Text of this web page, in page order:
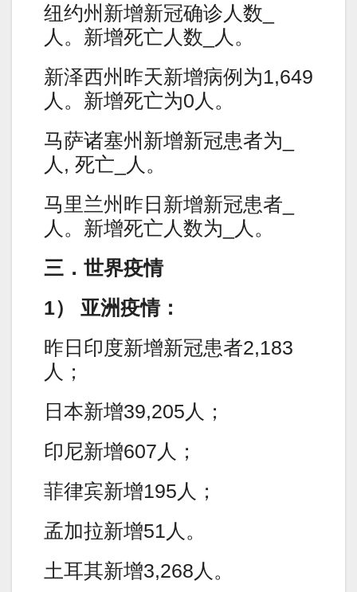
纽约州新增新冠确诊人数_
人。新增死亡人数_人。
新泽西州昨天新增病例为1,649
人。新增死亡为0人。
马萨诸塞州新增新冠患者为_
人, 死亡_人。
马里兰州昨日新增新冠患者_
人。新增死亡人数为_人。
三．世界疫情
1） 亚洲疫情：
昨日印度新增新冠患者2,183
人；
日本新增39,205人；
印尼新增607人；
菲律宾新增195人；
孟加拉新增51人。
土耳其新增3,268人。